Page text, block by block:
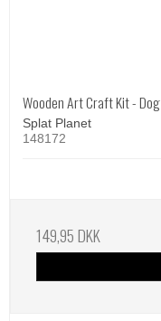
Wooden Art Craft Kit - Dog
Splat Planet
148172
149,95 DKK